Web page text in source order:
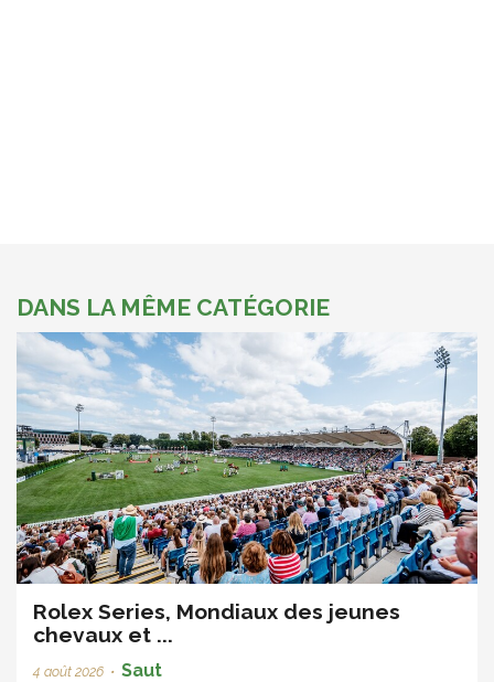
DANS LA MÊME CATÉGORIE
Rolex Series, Mondiaux des jeunes
chevaux et ...
4 août 2026 • Saut